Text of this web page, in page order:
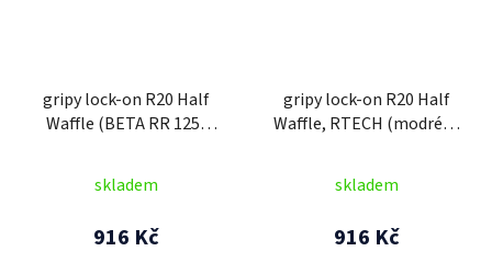
gripy lock-on R20 Half
Waffle (BETA RR 125-
skladem
916 Kč
gripy lock-on R20 Half
Waffle, RTECH (modré, 1
skladem
916 Kč